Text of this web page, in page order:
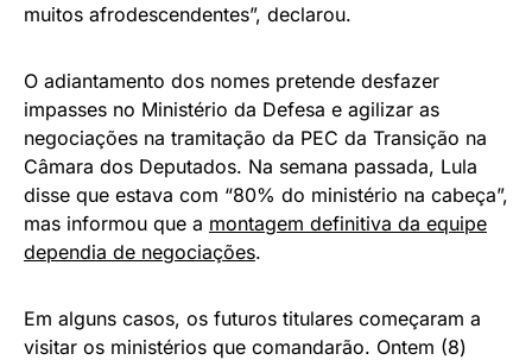
muitos afrodescendentes”, declarou.
O adiantamento dos nomes pretende desfazer
impasses no Ministério da Defesa e agilizar as
negociações na tramitação da PEC da Transição na
Câmara dos Deputados. Na semana passada, Lula
disse que estava com “80% do ministério na cabeça”,
mas informou que a montagem definitiva da equipe
dependia de negociações.
Em alguns casos, os futuros titulares começaram a
visitar os ministérios que comandarão. Ontem (8)